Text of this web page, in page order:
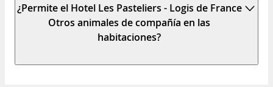
¿Permite el Hotel Les Pasteliers - Logis de France
Otros animales de compañía en las
habitaciones?